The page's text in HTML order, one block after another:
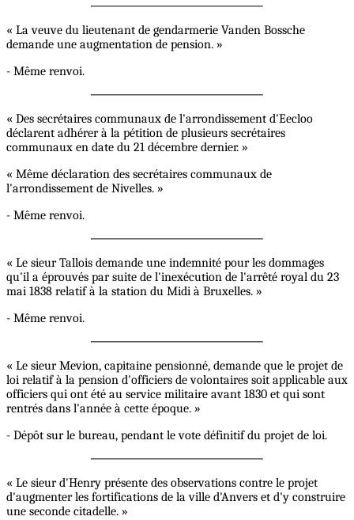
« La veuve du lieutenant de gendarmerie Vanden Bossche
demande une augmentation de pension. »
- Même renvoi.
« Des secrétaires communaux de l'arrondissement d'Eecloo
déclarent adhérer à la pétition de plusieurs secrétaires
communaux en date du 21 décembre dernier. »
« Même déclaration des secrétaires communaux de
l'arrondissement de Nivelles. »
- Même renvoi.
« Le sieur Tallois demande une indemnité pour les dommages
qu'il a éprouvés par suite de l'inexécution de l'arrêté royal du 23
mai 1838 relatif à la station du Midi à Bruxelles. »
- Même renvoi.
« Le sieur Mevion, capitaine pensionné, demande que le projet de
loi relatif à la pension d'officiers de volontaires soit applicable aux
officiers qui ont été au service militaire avant 1830 et qui sont
rentrés dans l'année à cette époque. »
- Dépôt sur le bureau, pendant le vote définitif du projet de loi.
« Le sieur d'Henry présente des observations contre le projet
d'augmenter les fortifications de la ville d'Anvers et d'y construire
une seconde citadelle. »